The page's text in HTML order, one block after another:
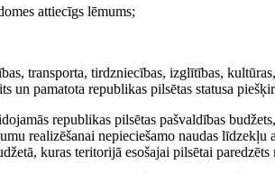
attiecīgs lēmums;
transporta, tirdzniecības, izglītības,
un pamatota republikas pilsētas statusa
republikas pilsētas pašvaldības
realizēšanai nepieciešamo naudas līdzekļu
kuras teritorijā esošajai pilsētai paredzēts